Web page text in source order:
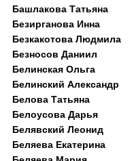
Башлакова Татьяна
Безирганова Инна
Безкакотова Людмила
Безносов Даниил
Белинская Ольга
Белинский Александр
Белова Татьяна
Белоусова Дарья
Белявский Леонид
Беляева Екатерина